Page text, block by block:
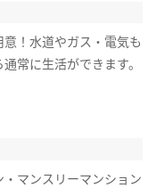
！水道やガス・電気も
常に生活ができます。
マンスリーマンション